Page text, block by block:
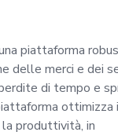
piattaforma
delle merci e dei
di tempo e
ottimizza
produttività, in